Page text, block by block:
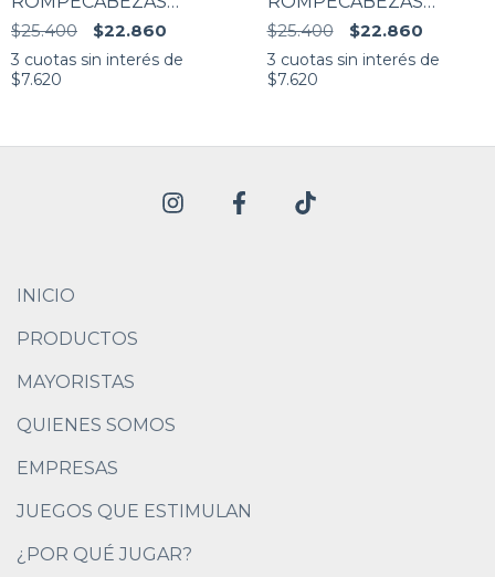
FLUORESCENTE 24
piezas
$25.400 $22.860
3 cuotas sin interés de
$7.620
FLUORESCENTE 24
piezas
$25.400 $22.860
3 cuotas sin interés de
$7.620
INICIO
PRODUCTOS
MAYORISTAS
QUIENES SOMOS
EMPRESAS
JUEGOS QUE ESTIMULAN
¿POR QUÉ JUGAR?